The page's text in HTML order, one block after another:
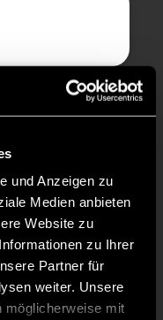
und Anzeigen zu
Medien anbieten
Website zu
zu Ihrer
Partner für
weiter. Unsere
möglicherweise mit